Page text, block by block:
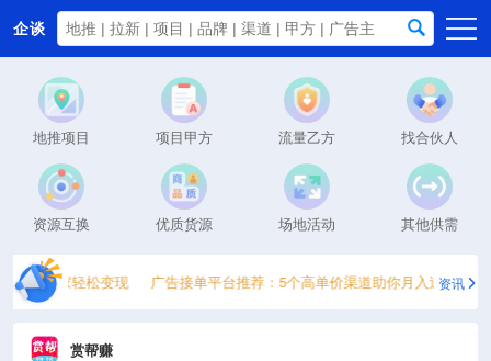
企谈
首页
商务资源
资讯动态
关于我们
地推项目 项目甲方 流量乙方 找合伙人
资源互换 优质货源 场地活动 其他供需
星玩家轻松变现 广告接单平台推荐：5个高单价渠道助你月入过万 企
资讯
赏帮赚